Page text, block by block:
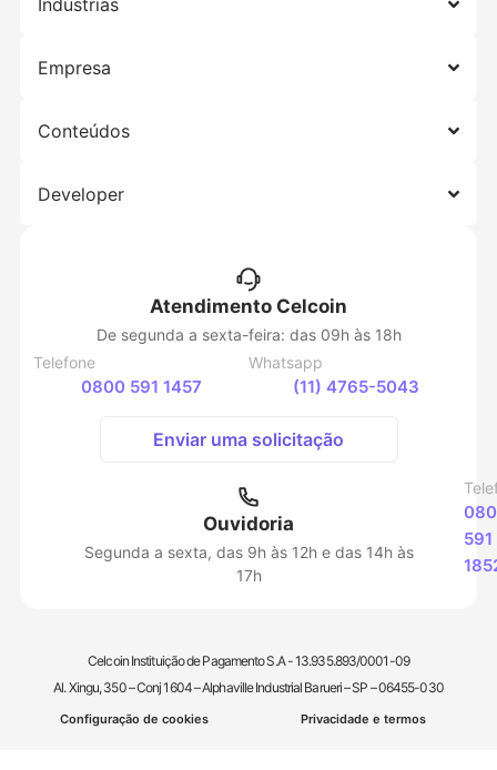
Empresa
Conteúdos
Developer
Atendimento Celcoin
De segunda a sexta-feira: das 09h às 18h
Telefone
0800 591 1457
Whatsapp
(11) 4765-5043
Enviar uma solicitação
Ouvidoria
Segunda a sexta, das 9h às 12h e das 14h às
17h
591
Celcoin Instituição de Pagamento S.A - 13.935.893/0001-09
Al. Xingu, 350 – Conj 1604 – Alphaville Industrial Barueri – SP – 06455-030
Configuração de cookies Privacidade e termos